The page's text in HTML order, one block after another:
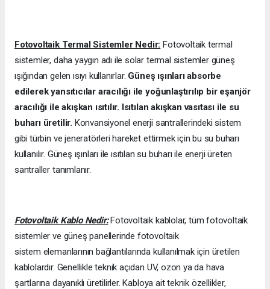
Fotovoltaik Termal Sistemler Nedir: Fotovoltaik termal
sistemler, daha yaygın adı ile solar termal sistemler güneş
ışığından gelen ısıyı kullanırlar. Güneş ışınları absorbe
edilerek yansıtıcılar aracılığı ile yoğunlaştırılıp bir eşanjör
aracılığı ile akışkan ısıtılır. Isıtılan akışkan vasıtası ile su
buharı üretilir. Konvansiyonel enerji santrallerindeki sistem
gibi türbin ve jeneratörleri hareket ettirmek için bu su buharı
kullanılır. Güneş ışınları ile ısıtılan su buharı ile enerji üreten
santraller tanımlanır.
Fotovoltaik Kablo Nedir:Fotovoltaik kablolar, tüm fotovoltaik
sistemler ve güneş panellerinde fotovoltaik
sistem elemanlarının bağlantılarında kullanılmak için üretilen
kablolardır. Genellikle teknik açıdan UV, ozon ya da hava
şartlarına dayanıklı üretilirler. Kabloya ait teknik özellikler,